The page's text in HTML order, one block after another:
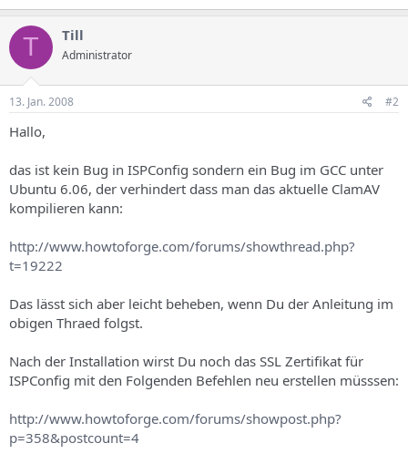
T Till
Administrator
13. Jan. 2008 #2
Hallo,
das ist kein Bug in ISPConfig sondern ein Bug im GCC unter
Ubuntu 6.06, der verhindert dass man das aktuelle ClamAV
kompilieren kann:
http://www.howtoforge.com/forums/showthread.php?
t=19222
Das lässt sich aber leicht beheben, wenn Du der Anleitung im
obigen Thraed folgst.
Nach der Installation wirst Du noch das SSL Zertifikat für
ISPConfig mit den Folgenden Befehlen neu erstellen müsssen:
http://www.howtoforge.com/forums/showpost.php?
p=358&postcount=4